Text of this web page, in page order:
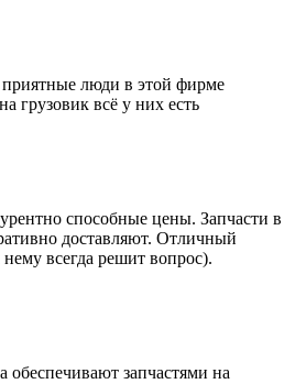
люди в этой фирме
грузовик всё у них есть
способные цены. Запчасти в
доставляют. Отличный
всегда решит вопрос).
обеспечивают запчастями на